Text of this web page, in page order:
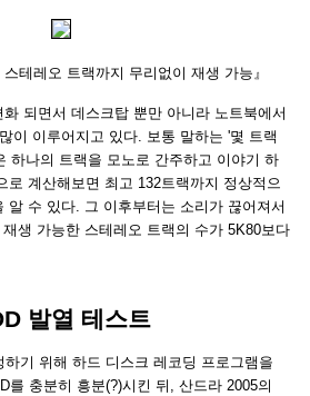
스테레오 트랙까지 무리없이 재생 가능』
되면서 데스크탑 뿐만 아니라 노트북에서
이 이루어지고 있다. 보통 말하는 '몇 트랙
하나의 트랙을 모노로 간주하고 이야기 하
로 계산해보면 최고 132트랙까지 정상적으
알 수 있다. 그 이후부터는 소리가 끊어져서
생 가능한 스테레오 트랙의 수가 5K80보다
발열 테스트
하기 위해 하드 디스크 레코딩 프로그램을
를 충분히 흥분(?)시킨 뒤, 산드라 2005의